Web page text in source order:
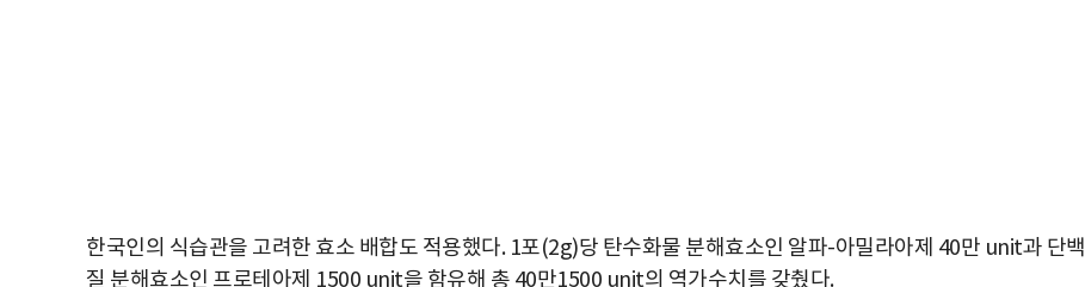
한국인의 식습관을 고려한 효소 배합도 적용했다. 1포(2g)당 탄수화물 분해효소인 알파-아밀라아제 40만 unit과 단백
질 분해효소인 프로테아제 1500 unit을 함유해 총 40만1500 unit의 역가수치를 갖췄다.